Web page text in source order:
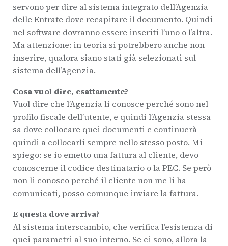
servono per dire al sistema integrato dell’Agenzia
delle Entrate dove recapitare il documento. Quindi
nel software dovranno essere inseriti l’uno o l’altra.
Ma attenzione: in teoria si potrebbero anche non
inserire, qualora siano stati già selezionati sul
sistema dell’Agenzia.
Cosa vuol dire, esattamente?
Vuol dire che l’Agenzia li conosce perché sono nel
profilo fiscale dell’utente, e quindi l’Agenzia stessa
sa dove collocare quei documenti e continuerà
quindi a collocarli sempre nello stesso posto. Mi
spiego: se io emetto una fattura al cliente, devo
conoscerne il codice destinatario o la PEC. Se però
non li conosco perché il cliente non me li ha
comunicati, posso comunque inviare la fattura.
E questa dove arriva?
Al sistema interscambio, che verifica l’esistenza di
quei parametri al suo interno. Se ci sono, allora la